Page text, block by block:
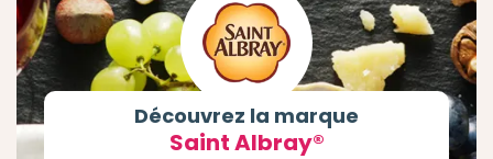
Découvrez la marque
Saint Albray®